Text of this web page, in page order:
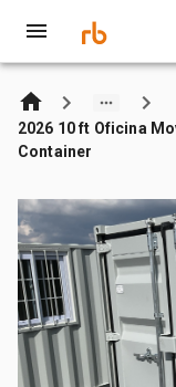
2026 10 ft Oficina
Container